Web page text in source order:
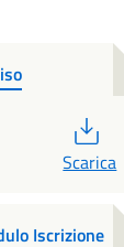
Scarica
Iscrizione